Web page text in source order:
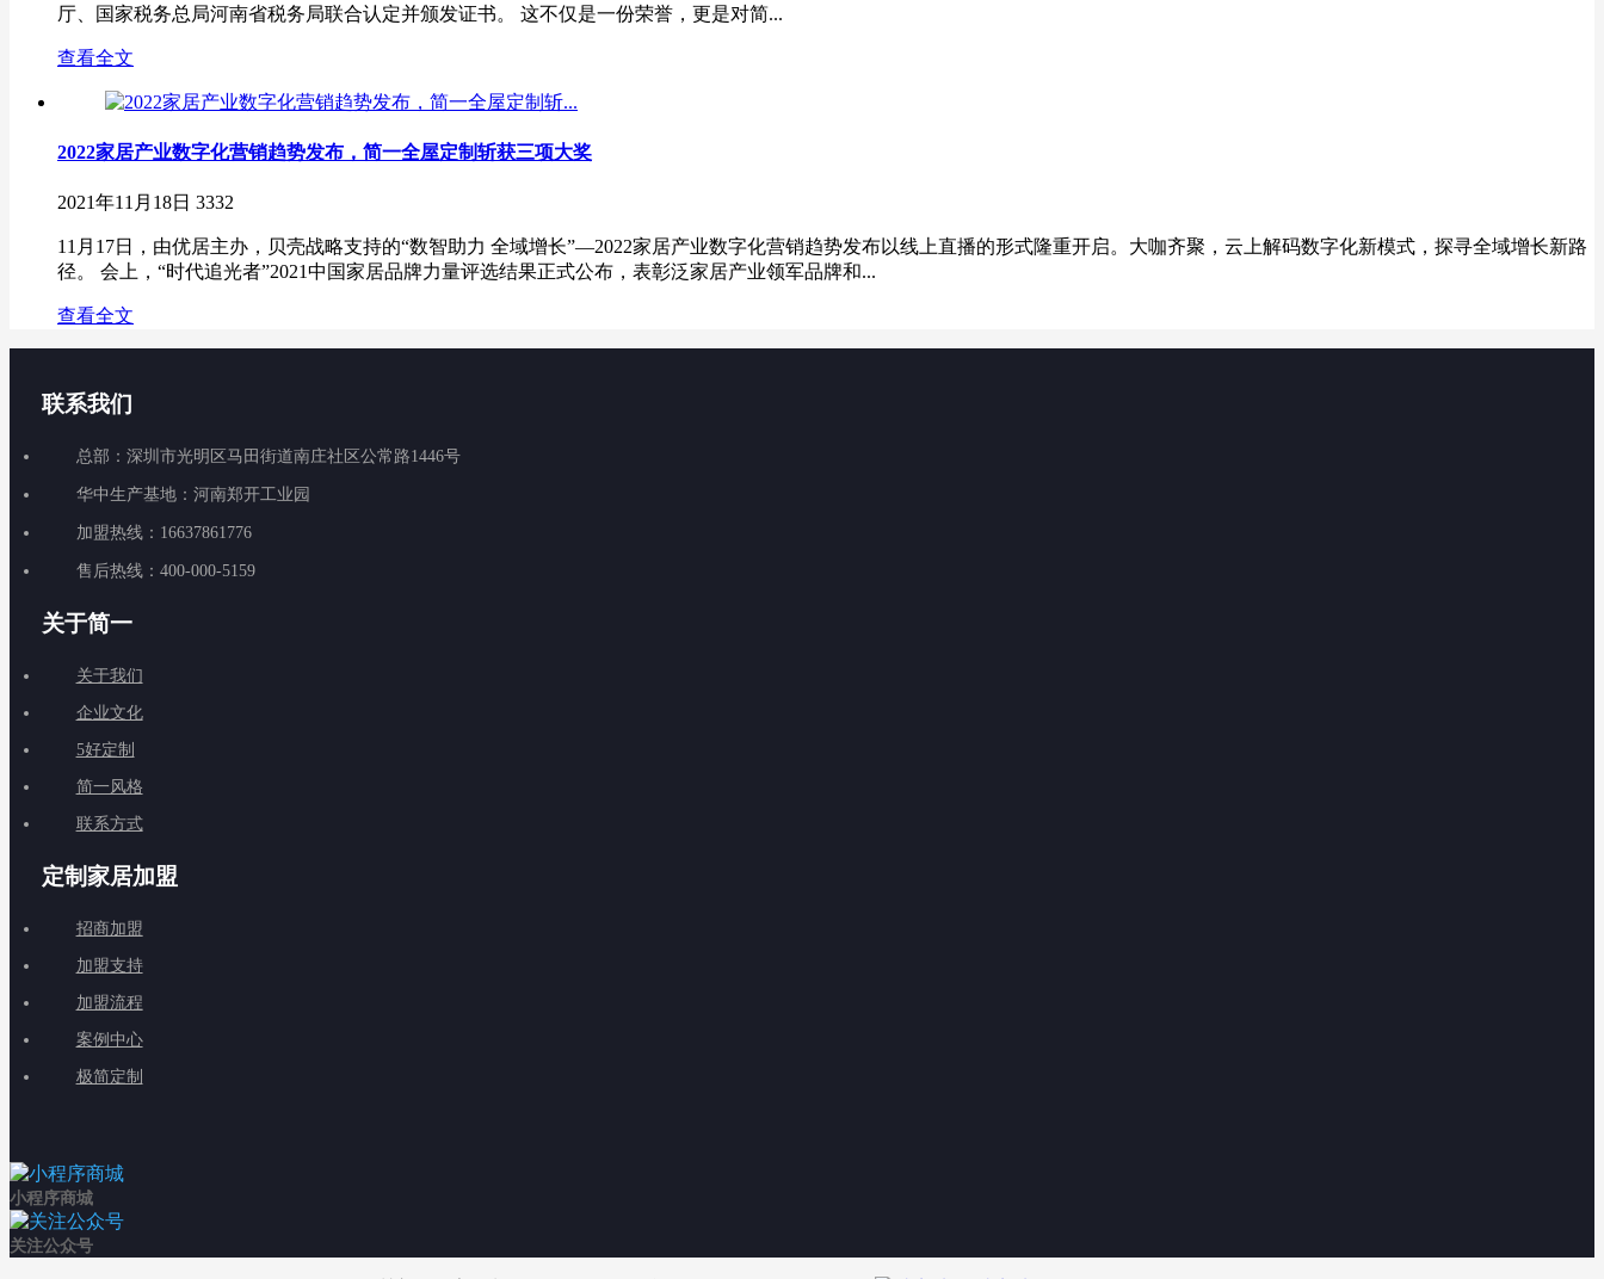
厅、国家税务总局河南省税务局联合认定并颁发证书。 这不仅是一份荣誉，更是对简...
查看全文
2022家居产业数字化营销趋势发布，简一全屋定制斩获三项大奖
2021年11月18日 3332
11月17日，由优居主办，贝壳战略支持的“数智助力 全域增长”—2022家居产业数字化营销趋势发布以线上直播的形式隆重开启。大咖齐聚，云上解码数字化新模式，探寻全域增长新路
径。 会上，“时代追光者”2021中国家居品牌力量评选结果正式公布，表彰泛家居产业领军品牌和...
查看全文
联系我们
总部：深圳市光明区马田街道南庄社区公常路1446号
华中生产基地：河南郑开工业园
加盟热线：16637861776
售后热线：400-000-5159
关于简一
关于我们
企业文化
5好定制
简一风格
联系方式
定制家居加盟
招商加盟
加盟支持
加盟流程
案例中心
极简定制
小程序商城
关注公众号